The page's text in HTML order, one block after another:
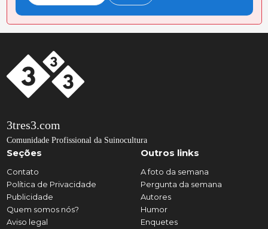
3tres3.com
Comunidade Profissional da Suinocultura
Seções
Contato
Política de Privacidade
Publicidade
Quem somos nós?
Aviso legal
Outros links
A foto da semana
Pergunta da semana
Autores
Humor
Enquetes